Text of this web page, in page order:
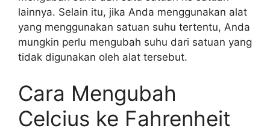
lainnya. Selain itu, jika Anda menggunakan alat
yang menggunakan satuan suhu tertentu, Anda
mungkin perlu mengubah suhu dari satuan yang
tidak digunakan oleh alat tersebut.
Cara Mengubah
Celcius ke Fahrenheit